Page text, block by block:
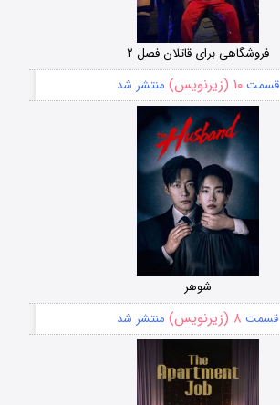
فروشگاهی برای قاتلان فصل ۲
قسمت۱۰ (زیرنویس) منتشر شد
شوهر
قسمت ۸ (زیرنویس) منتشر شد